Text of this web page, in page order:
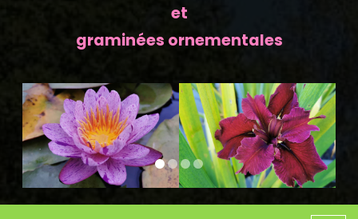
et
graminées ornementales
Previous Next